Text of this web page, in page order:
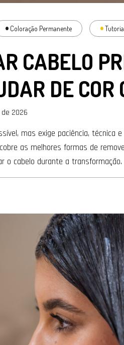
Coloração Permanente
CABELO
DE COR
2026
mas exige paciência, técnica
as melhores formas de
o cabelo durante a transformação.